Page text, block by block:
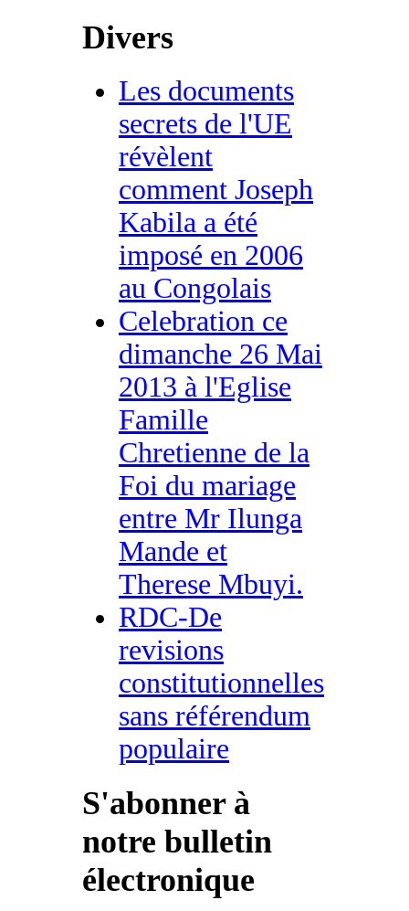
Divers
Les documents
secrets de l'UE
révèlent
comment Joseph
Kabila a été
imposé en 2006
au Congolais
Celebration ce
dimanche 26 Mai
2013 à l'Eglise
Famille
Chretienne de la
Foi du mariage
entre Mr Ilunga
Mande et
Therese Mbuyi.
RDC-De
revisions
constitutionnelles
sans référendum
populaire
S'abonner à
notre bulletin
électronique